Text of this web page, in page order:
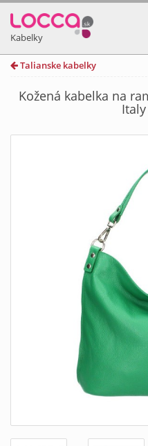
Kabelky
Talianske kabelky
Kožená kabelka na